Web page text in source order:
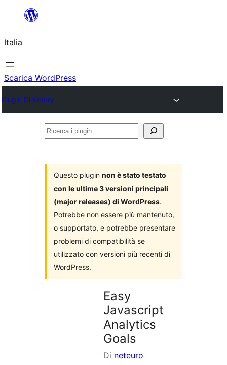
contenuto
Italia
Scarica WordPress
Plugin Directory
Ricerca
Questo plugin non è stato testato
con le ultime 3 versioni principali
(major releases) di WordPress.
Potrebbe non essere più mantenuto,
o supportato, e potrebbe presentare
problemi di compatibilità se
utilizzato con versioni più recenti di
WordPress.
Easy
Javascript
Analytics
Goals
Di neteuro